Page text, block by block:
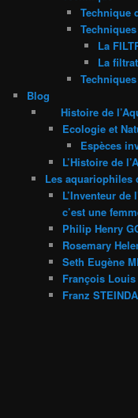
Technique
La
La
Blog
Histoire de
Ecologie et
Espèces
L’Histoire de
Les aquariophiles
L’Inventeur
c’est une
Philip Henry
Rosemary
Seth Eugène
François Louis
Franz